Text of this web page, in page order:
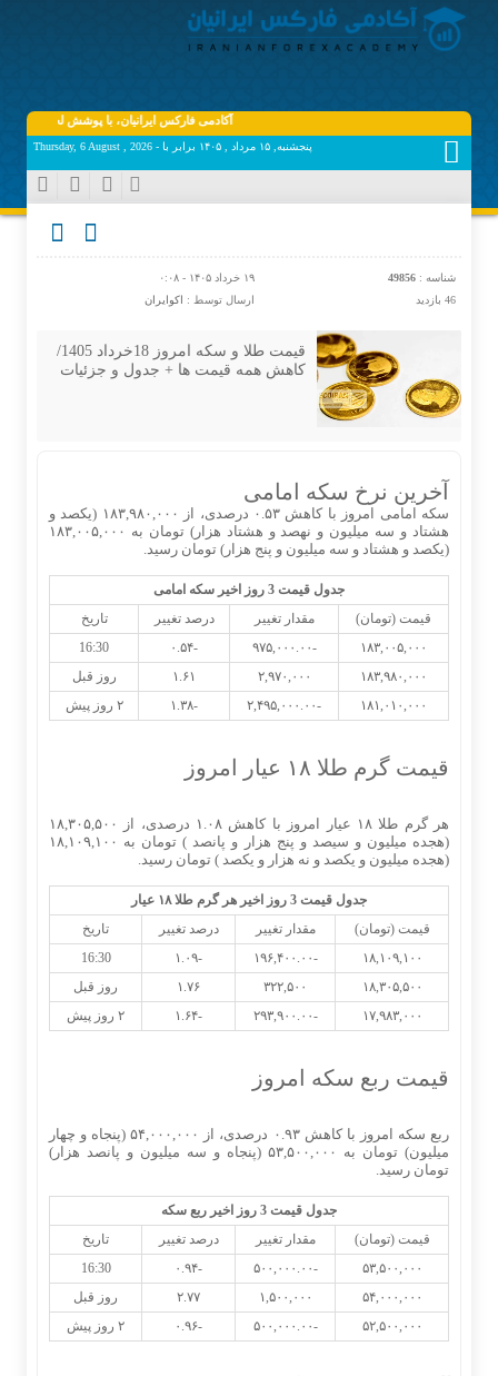
آکادمی فارکس ایرانیان، با پوشش لحظه‌ای و به‌روز
پنجشنبه, ۱۵ مرداد , ۱۴۰۵ برابر با - Thursday, 6 August , 2026
شناسه : 49856
۱۹ خرداد ۱۴۰۵ - ۰:۰۸
46 بازدید
ارسال توسط : اکوایران
قیمت طلا و سکه امروز 18خرداد 1405/
کاهش همه قیمت ها + جدول و جزئیات
آخرین نرخ سکه امامی
سکه امامی امروز با کاهش ۰.۵۳ درصدی، از ۱۸۳,۹۸۰,۰۰۰ (یکصد و
هشتاد و سه میلیون و نهصد و هشتاد هزار) تومان به ۱۸۳,۰۰۵,۰۰۰
(یکصد و هشتاد و سه میلیون و پنج هزار) تومان رسید.
جدول قیمت 3 روز اخیر سکه امامی
قیمت (تومان)
مقدار تغییر درصد تغییر
تاریخ
۱۸۳,۰۰۵,۰۰۰
-۹۷۵,۰۰۰.۰۰ -۰.۵۴
16:30
۱۸۳,۹۸۰,۰۰۰
۲,۹۷۰,۰۰۰ ۱.۶۱
روز قبل
۱۸۱,۰۱۰,۰۰۰
-۲,۴۹۵,۰۰۰.۰۰ -۱.۳۸ ۲ روز پیش
قیمت گرم طلا ۱۸ عیار امروز
هر گرم طلا ۱۸ عیار امروز با کاهش ۱.۰۸ درصدی، از ۱۸,۳۰۵,۵۰۰
(هجده میلیون و سیصد و پنج هزار و پانصد ) تومان به ۱۸,۱۰۹,۱۰۰
(هجده میلیون و یکصد و نه هزار و یکصد ) تومان رسید.
جدول قیمت 3 روز اخیر هر گرم طلا ۱۸ عیار
قیمت (تومان)
مقدار تغییر درصد تغییر
تاریخ
۱۸,۱۰۹,۱۰۰
-۱۹۶,۴۰۰.۰۰ -۱.۰۹
16:30
۱۸,۳۰۵,۵۰۰
۳۲۲,۵۰۰ ۱.۷۶
روز قبل
۱۷,۹۸۳,۰۰۰
-۲۹۳,۹۰۰.۰۰ -۱.۶۴ ۲ روز پیش
قیمت ربع سکه امروز
ربع سکه امروز با کاهش ۰.۹۳ درصدی، از ۵۴,۰۰۰,۰۰۰ (پنجاه و چهار
میلیون) تومان به ۵۳,۵۰۰,۰۰۰ (پنجاه و سه میلیون و پانصد هزار)
تومان رسید.
جدول قیمت 3 روز اخیر ربع سکه
قیمت (تومان)
مقدار تغییر درصد تغییر
تاریخ
۵۳,۵۰۰,۰۰۰
-۵۰۰,۰۰۰.۰۰ -۰.۹۴
16:30
۵۴,۰۰۰,۰۰۰
۱,۵۰۰,۰۰۰ ۲.۷۷
روز قبل
۵۲,۵۰۰,۰۰۰
-۵۰۰,۰۰۰.۰۰ -۰.۹۶ ۲ روز پیش